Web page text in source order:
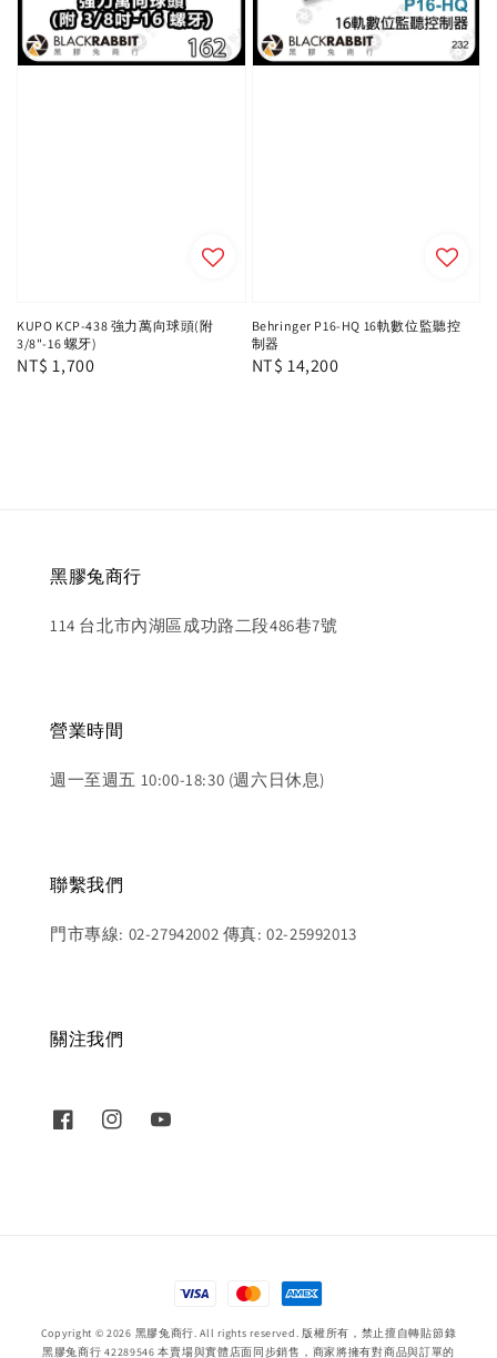
KUPO KCP-438 強力萬向球頭(附
3/8"-16 螺牙)
Regular
NT$ 1,700
Behringer P16-HQ 16軌數位監聽控
制器
Regular
NT$ 14,200
黑膠兔商行
114 台北市內湖區成功路二段486巷7號
營業時間
週一至週五 10:00-18:30 (週六日休息)
聯繫我們
門市專線: 02-27942002 傳真: 02-25992013
關注我們
Copyright © 2026 黑膠兔商行. All rights reserved. 版權所有，禁止擅自轉貼節錄
黑膠兔商行 42289546 本賣場與實體店面同步銷售，商家將擁有對商品與訂單的